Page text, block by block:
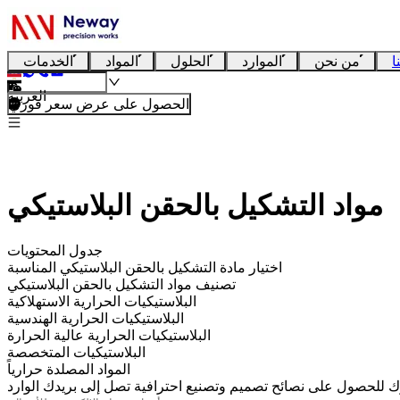
الخدمات المواد الحلول الموارد من نحن
العربية
الحصول على عرض سعر فوري
مواد التشكيل بالحقن البلاستيكي
جدول المحتويات
اختيار مادة التشكيل بالحقن البلاستيكي المناسبة
تصنيف مواد التشكيل بالحقن البلاستيكي
البلاستيكيات الحرارية الاستهلاكية
البلاستيكيات الحرارية الهندسية
البلاستيكيات الحرارية عالية الحرارة
البلاستيكيات المتخصصة
المواد المصلدة حرارياً